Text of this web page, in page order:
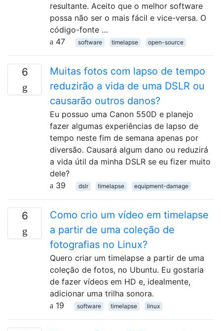
resultante. Aceito que o melhor software
possa não ser o mais fácil e vice-versa. O
código-fonte …
47
software timelapse open-source
6
Muitas fotos com lapso de tempo
reduzirão a vida de uma DSLR ou
causarão outros danos?
Eu possuo uma Canon 550D e planejo
fazer algumas experiências de lapso de
tempo neste fim de semana apenas por
diversão. Causará algum dano ou reduzirá
a vida útil da minha DSLR se eu fizer muito
dele?
39
dslr timelapse equipment-damage
6
Como crio um vídeo em timelapse
a partir de uma coleção de
fotografias no Linux?
Quero criar um timelapse a partir de uma
coleção de fotos, no Ubuntu. Eu gostaria
de fazer vídeos em HD e, idealmente,
adicionar uma trilha sonora.
19
software timelapse linux